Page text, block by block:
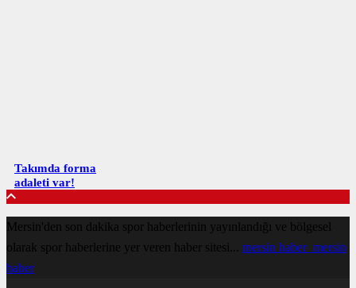
Takımda forma
adaleti var!
Mersin'den son dakika spor haberlerinin yayınlandığı ve bölgesel
olarak spor haberlerine yer veren haber sitesi... mersin haber mersin
haber